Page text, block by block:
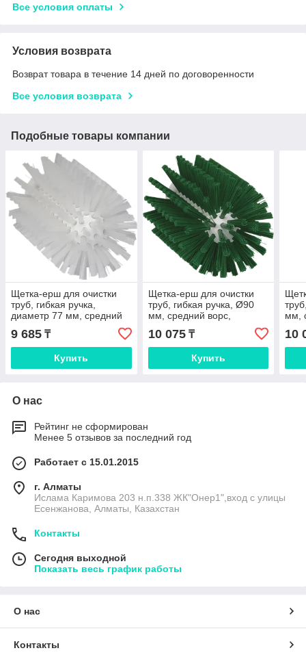
Все условия оплаты
Условия возврата
Возврат товара в течение 14 дней по договоренности
Все условия возврата
Подобные товары компании
Щетка-ерш для очистки
труб, гибкая ручка,
диаметр 77 мм, средний
ворс, белый цвет
9 685 ₸
Купить
Щетка-ерш для очистки
труб, гибкая ручка, Ø90
мм, средний ворс,
зеленый цвет
10 075₸
Купить
мм,
10
О нас
Рейтинг не сформирован
Менее 5 отзывов за последний год
Работает с 15.01.2015
г. Алматы
Ислама Каримова 203 н.п.338 ЖК"Онер1",вход с улицы
Есенжанова, Алматы, Казахстан
Контакты
Сегодня выходной
Показать весь график работы
О нас
Контакты